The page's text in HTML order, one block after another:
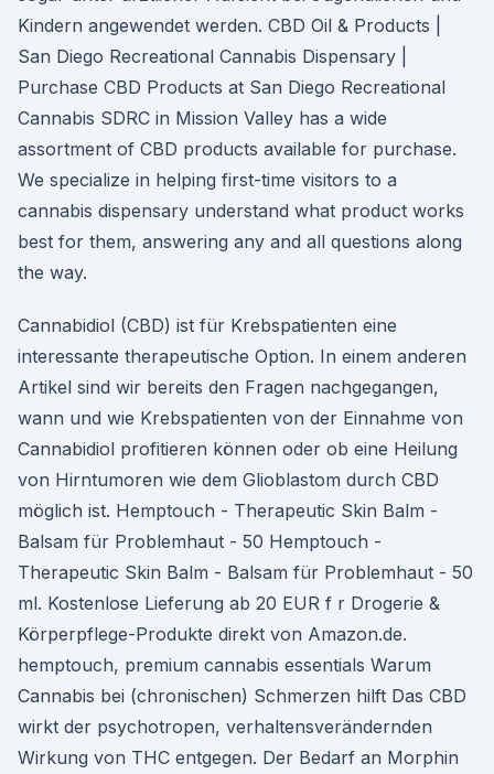
Kindern angewendet werden. CBD Oil & Products |
San Diego Recreational Cannabis Dispensary |
Purchase CBD Products at San Diego Recreational
Cannabis SDRC in Mission Valley has a wide
assortment of CBD products available for purchase.
We specialize in helping first-time visitors to a
cannabis dispensary understand what product works
best for them, answering any and all questions along
the way.
Cannabidiol (CBD) ist für Krebspatienten eine
interessante therapeutische Option. In einem anderen
Artikel sind wir bereits den Fragen nachgegangen,
wann und wie Krebspatienten von der Einnahme von
Cannabidiol profitieren können oder ob eine Heilung
von Hirntumoren wie dem Glioblastom durch CBD
möglich ist. Hemptouch - Therapeutic Skin Balm -
Balsam für Problemhaut - 50 Hemptouch -
Therapeutic Skin Balm - Balsam für Problemhaut - 50
ml. Kostenlose Lieferung ab 20 EUR f r Drogerie &
Körperpflege-Produkte direkt von Amazon.de.
hemptouch, premium cannabis essentials Warum
Cannabis bei (chronischen) Schmerzen hilft Das CBD
wirkt der psychotropen, verhaltensverändernden
Wirkung von THC entgegen. Der Bedarf an Morphin